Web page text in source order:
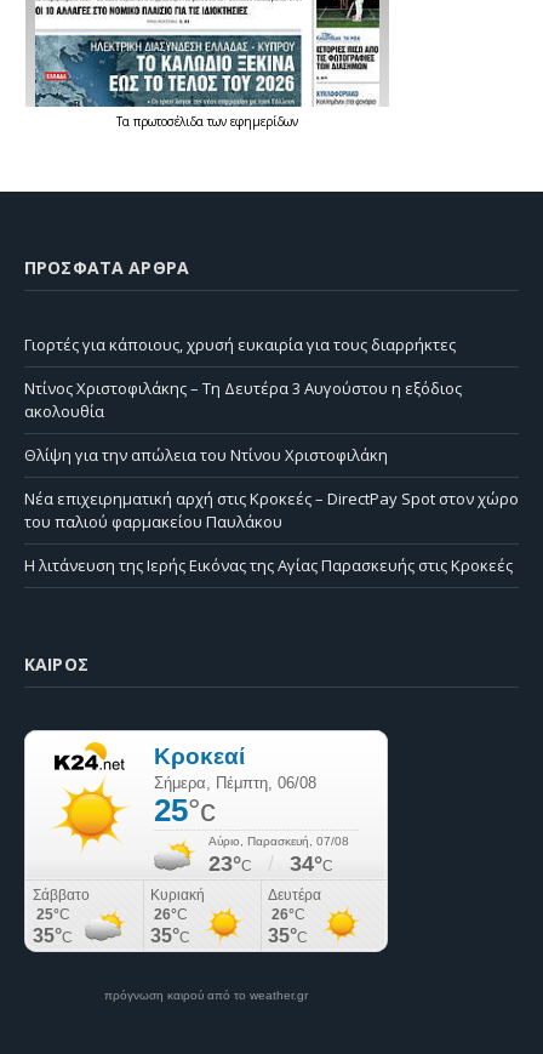
Τα πρωτοσέλιδατων εφημερίδων
ΠΡΌΣΦΑΤΑ ΆΡΘΡΑ
Γιορτές για κάποιους, χρυσή ευκαιρία για τους διαρρήκτες
Ντίνος Χριστοφιλάκης – Τη Δευτέρα 3 Αυγούστου η εξόδιος
ακολουθία
Θλίψη για την απώλεια του Ντίνου Χριστοφιλάκη
Νέα επιχειρηματική αρχή στις Κροκεές – DirectPay Spot στον χώρο
του παλιού φαρμακείου Παυλάκου
Η λιτάνευση της Ιερής Εικόνας της Αγίας Παρασκευής στις Κροκεές
ΚΑΙΡΌΣ
πρόγνωση καιρού από το weather.gr